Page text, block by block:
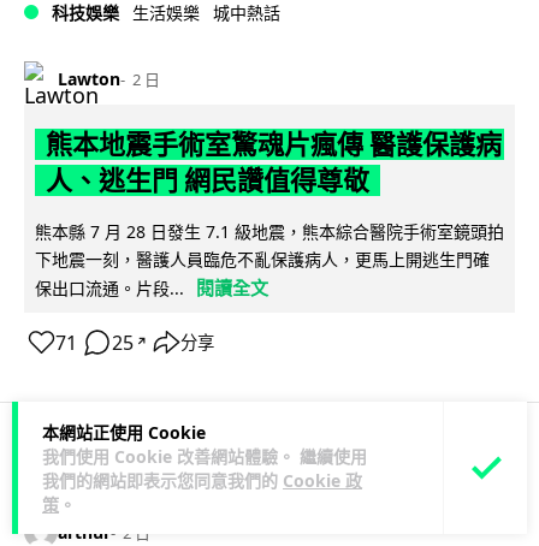
本網站正使用 Cookie
我們使用 Cookie 改善網站體驗。 繼續使用
我們的網站即表示您同意我們的 Cookie 政
策 。
科技娛樂 生活娛樂 城中熱話
Lawton 2 日
熊本地震手術室驚魂片瘋傳 醫護保護病
人、逃生門 網民讚值得尊敬
熊本縣 7 月 28 日發生 7.1 級地震，熊本綜合醫院手術室鏡頭拍
下地震一刻，醫護人員臨危不亂保護病人，更馬上開逃生門確
保出口流通。片段...
閱讀全文
71 25 ↗ 分享
科技娛樂 生活科技 健康
arthur 2 日